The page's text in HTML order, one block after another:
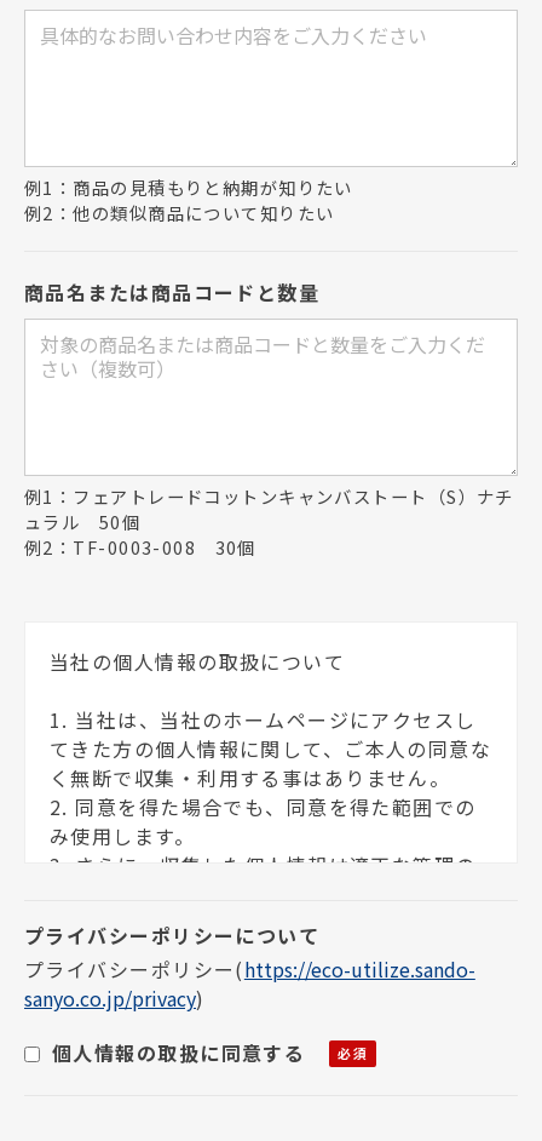
例1：商品の見積もりと納期が知りたい
例2：他の類似商品について知りたい
商品名または商品コードと数量
例1：フェアトレードコットンキャンバストート（S）ナチ
ュラル 50個
例2：TF-0003-008 30個
当社の個人情報の取扱について
1. 当社は、当社のホームページにアクセスし
てきた方の個人情報に関して、ご本人の同意な
く無断で収集・利用する事はありません。
2. 同意を得た場合でも、同意を得た範囲での
み使用します。
3. さらに、収集した個人情報は適正な管理の
個人情報の利用目的について
お客様の個人情報は下記の目的に使用させて
いただきます。下記の目的以外で個人情報を使
用する場合は、改めて目的をお知らせし、お
プライバシーポリシー(https://eco-utilize.sando-
sanyo.co.jp/privacy)
個人情報の取扱に同意する